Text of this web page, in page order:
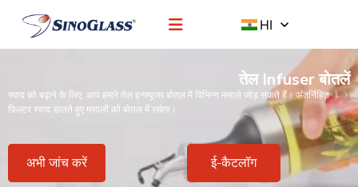
HI
तेल Infuser बोतलें
स्वाद को बढ़ाने के लिए, आप हमारे तेल इन्फ्यूजर बोतल में विभिन्न मसाले जोड़ सकते हैं। अंतर्निहित
फ़िल्टर स्वाद डालते हुए मसालों को बोतल में रखेगा।
अभी जांच करें ई-कैटलॉग